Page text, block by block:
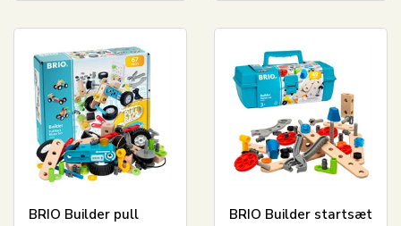
BRIO Builder pull
BRIO Builder startsæt